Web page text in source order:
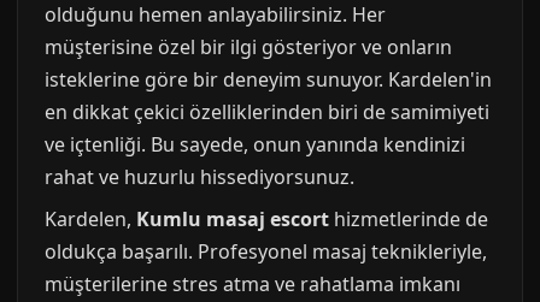
olduğunu hemen anlayabilirsiniz. Her
müşterisine özel bir ilgi gösteriyor ve onların
isteklerine göre bir deneyim sunuyor. Kardelen'in
en dikkat çekici özelliklerinden biri de samimiyeti
ve içtenliği. Bu sayede, onun yanında kendinizi
rahat ve huzurlu hissediyorsunuz.
Kardelen, Kumlu masaj escort hizmetlerinde de
oldukça başarılı. Profesyonel masaj teknikleriyle,
müşterilerine stres atma ve rahatlama imkanı